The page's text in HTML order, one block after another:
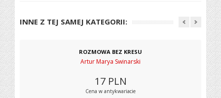
INNE Z TEJ SAMEJ KATEGORII:
ROZMOWA BEZ KRESU
Artur Marya Swinarski
17 PLN
Cena w antykwariacie